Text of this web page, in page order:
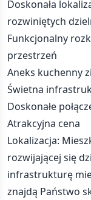
Doskonała
rozwiniętych
Funkcjonalny
przestrzeń
Aneks kuchenny
Świetna
Doskonałe
Atrakcyjna cena
Lokalizacja:
rozwijającej się
infrastrukturę
znajdą Państwo